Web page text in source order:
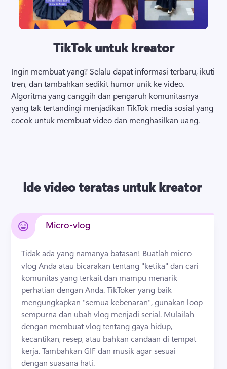
TikTok untuk kreator
Ingin membuat yang? Selalu dapat informasi terbaru, ikuti
Algoritma yang canggih dan pengaruh komunitasnya
yang tak tertandingi menjadikan TikTok media sosial yang
cocok untuk membuat video dan menghasilkan uang.
Ide video teratas untuk kreator
Micro-vlog
Tidak ada yang namanya batasan! Buatlah micro-
vlog Anda atau bicarakan tentang "ketika" dan cari
komunitas yang terkait dan mampu menarik
perhatian dengan Anda. TikToker yang baik
mengungkapkan "semua kebenaran", gunakan loop
sempurna dan ubah vlog menjadi serial. Mulailah
dengan membuat vlog tentang gaya hidup,
kecantikan, resep, atau bahkan candaan di tempat
kerja. Tambahkan GIF dan musik agar sesuai
dengan suasana hati.